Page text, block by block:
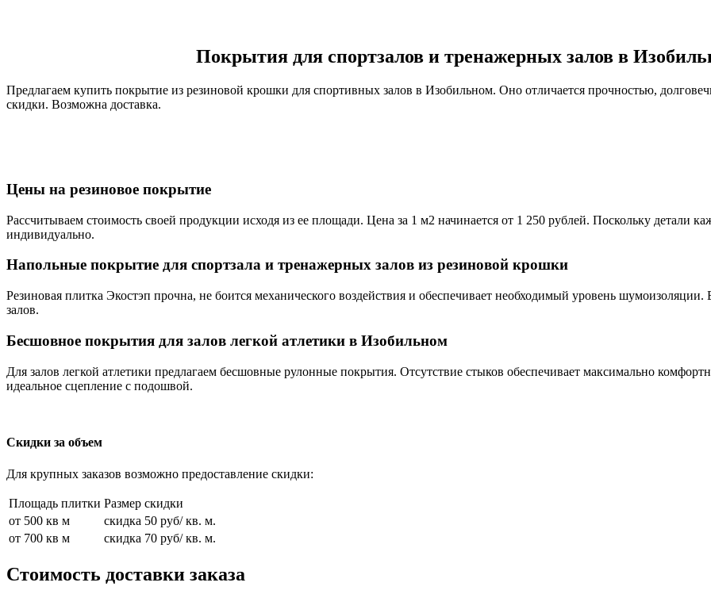
Покрытия для спортзалов и тренажерных залов в
Предлагаем купить покрытие из резиновой крошки для спортивных залов в Изобильном. Оно отличается прочностью,
скидки. Возможна доставка.
Цены на резиновое покрытие
Рассчитываем стоимость своей продукции исходя из ее площади. Цена за 1 м2 начинается от 1 250 рублей. Поскольку детали
индивидуально.
Напольные покрытие для спортзала и тренажерных залов из резиновой крошки
Резиновая плитка Экостэп прочна, не боится механического воздействия и обеспечивает необходимый уровень
залов.
Бесшовное покрытия для залов легкой атлетики в Изобильном
Для залов легкой атлетики предлагаем бесшовные рулонные покрытия. Отсутствие стыков обеспечивает максимально
идеальное сцепление с подошвой.
Скидки за объем
Для крупных заказов возможно предоставление скидки:
Площадь плитки Размер скидки
от 500 кв м
скидка 50 руб/ кв. м.
от 700 кв м
скидка 70 руб/ кв. м.
Стоимость доставки заказа